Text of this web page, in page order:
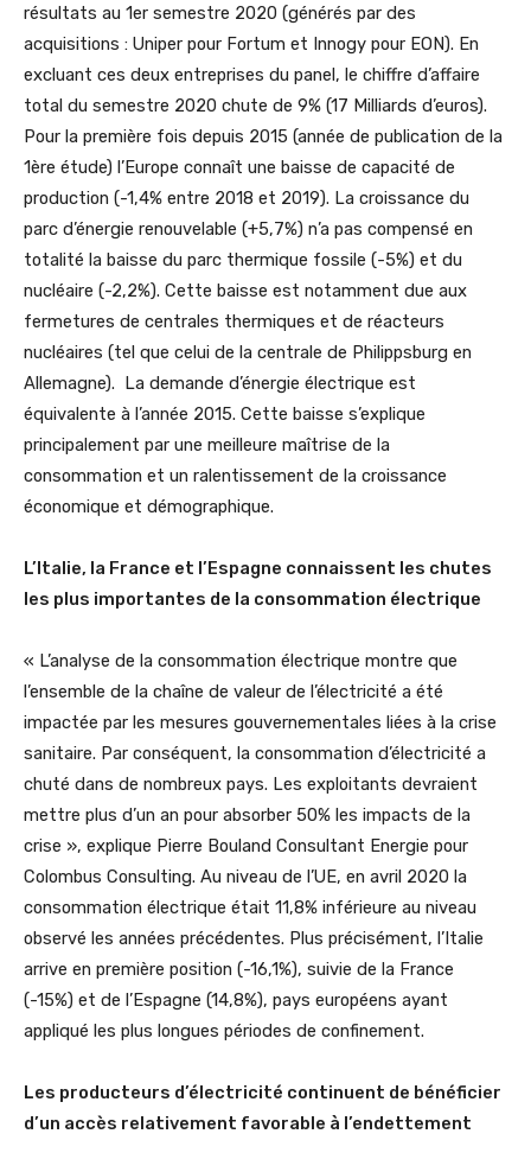
résultats au 1er semestre 2020 (générés par des
acquisitions : Uniper pour Fortum et Innogy pour EON). En
excluant ces deux entreprises du panel, le chiffre d’affaire
total du semestre 2020 chute de 9% (17 Milliards d’euros).
Pour la première fois depuis 2015 (année de publication de la
1ère étude) l’Europe connaît une baisse de capacité de
production (-1,4% entre 2018 et 2019). La croissance du
parc d’énergie renouvelable (+5,7%) n’a pas compensé en
totalité la baisse du parc thermique fossile (-5%) et du
nucléaire (-2,2%). Cette baisse est notamment due aux
fermetures de centrales thermiques et de réacteurs
nucléaires (tel que celui de la centrale de Philippsburg en
Allemagne). La demande d’énergie électrique est
équivalente à l’année 2015. Cette baisse s’explique
principalement par une meilleure maîtrise de la
consommation et un ralentissement de la croissance
économique et démographique.
L’Italie, la France et l’Espagne connaissent les chutes
les plus importantes de la consommation électrique
« L’analyse de la consommation électrique montre que
l’ensemble de la chaîne de valeur de l’électricité a été
impactée par les mesures gouvernementales liées à la crise
sanitaire. Par conséquent, la consommation d’électricité a
chuté dans de nombreux pays. Les exploitants devraient
mettre plus d’un an pour absorber 50% les impacts de la
crise », explique Pierre Bouland Consultant Energie pour
Colombus Consulting. Au niveau de l’UE, en avril 2020 la
consommation électrique était 11,8% inférieure au niveau
observé les années précédentes. Plus précisément, l’Italie
arrive en première position (-16,1%), suivie de la France
(-15%) et de l’Espagne (14,8%), pays européens ayant
appliqué les plus longues périodes de confinement.
Les producteurs d’électricité continuent de bénéficier
d’un accès relativement favorable à l’endettement